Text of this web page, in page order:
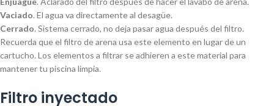
Vaciado. El agua va directamente al desagüe.
Cerrado. Sistema cerrado, no deja pasar agua después del filtro.
Recuerda que el filtro de arena usa este elemento en lugar de un
cartucho. Los elementos a filtrar se adhieren a este material para
mantener tu piscina limpia.
Filtro inyectado